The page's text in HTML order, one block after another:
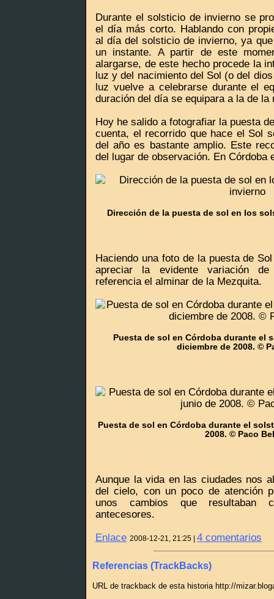
Durante el solsticio de invierno se
el día más corto. Hablando con
al día del solsticio de invierno, ya
un instante. A partir de este
alargarse, de este hecho procede la
luz y del nacimiento del Sol (o del
luz vuelve a celebrarse durante el
duración del día se equipara a la de la
Hoy he salido a fotografiar la puesta
cuenta, el recorrido que hace el Sol
del año es bastante amplio. Este
del lugar de observación. En Córdoba
Dirección de la puesta de sol en los
Haciendo una foto de la puesta de
apreciar la evidente variación de
referencia el alminar de la Mezquita.
Puesta de sol en Córdoba durante el
diciembre de 2008. ©
Puesta de sol en Córdoba durante el
2008. © Paco
Aunque la vida en las ciudades nos
del cielo, con un poco de atención
unos cambios que resultaban
antecesores.
Enlace 2008-12-21, 21:25 | 4 comentarios
Referencias (TrackBacks)
URL de trackback de esta historia http://